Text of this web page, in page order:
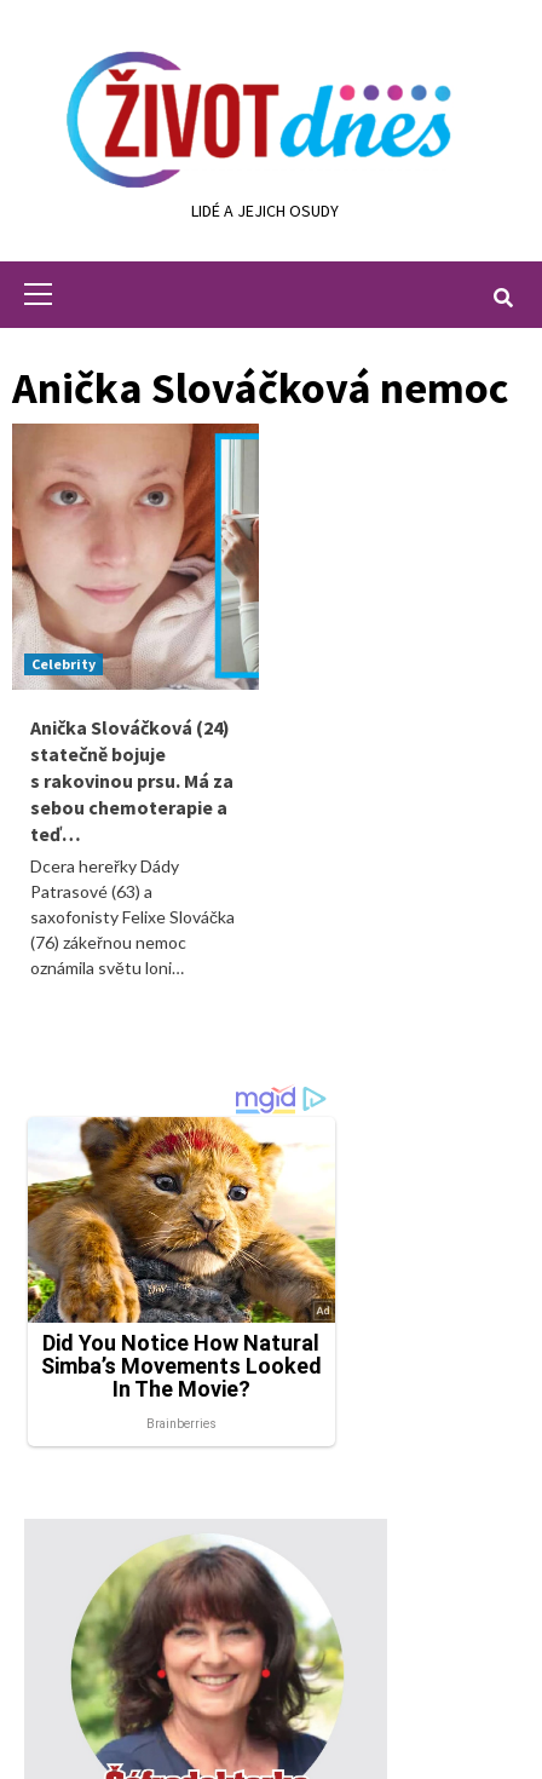
LIDÉ A JEJICH OSUDY
Primary
Anička Slováčková nemoc
Celebrity
Anička Slováčková (24)
statečně bojuje
s rakovinou prsu. Má za
sebou chemoterapie a
teď…
Dcera hereřky Dády
Patrasové (63) a
saxofonisty Felixe Slováčka
(76) zákeřnou nemoc
oznámila světu loni…